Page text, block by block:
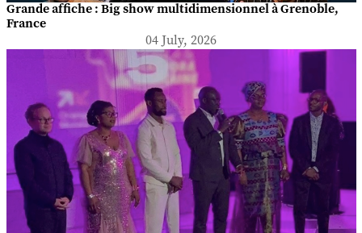
Grande affiche : Big show multidimensionnel à Grenoble,
France
04 July, 2026